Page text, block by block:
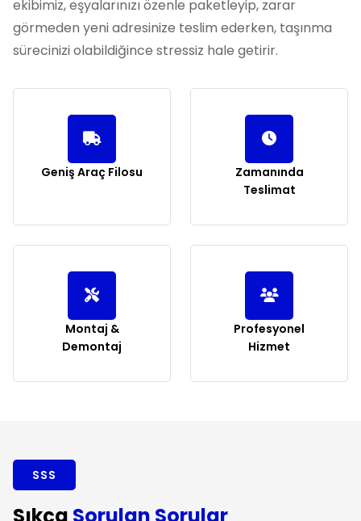
ekibimiz, eşyalarınızı özenle paketleyip, zarar
görmeden yeni adresinize teslim ederken, taşınma
sürecinizi olabildiğince stressiz hale getirir.
Geniş Araç Filosu
Zamanında
Teslimat
Montaj &
Demontaj
Profesyonel
Hizmet
SSS